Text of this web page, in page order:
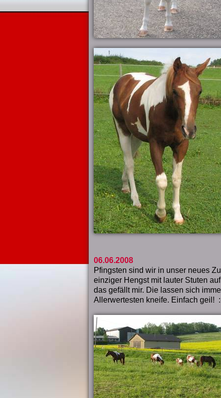
06.06.2008
Pfingsten sind wir in unser neues
einziger Hengst mit lauter Stuten
das gefällt mir. Die lassen sich
Allerwertesten kneife. Einfach geil!